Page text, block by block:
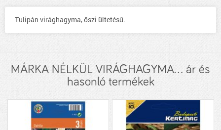
Tulipán virághagyma, őszi ültetésű.
MÁRKA NÉLKÜL VIRÁGHAGYMA... ár és
hasonló termékek